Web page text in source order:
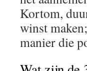
Kortom,
winst
manier die